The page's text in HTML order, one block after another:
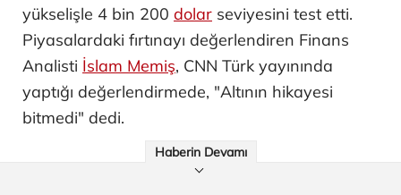
yükselişle 4 bin 200 dolar seviyesini test etti.
Piyasalardaki fırtınayı değerlendiren Finans
Analisti İslam Memiş, CNN Türk yayınında
yaptığı değerlendirmede, "Altının hikayesi
bitmedi" dedi.
Haberin Devamı